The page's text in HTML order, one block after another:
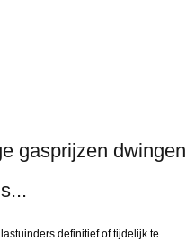
gasprijzen dwingen
definitief of tijdelijk te